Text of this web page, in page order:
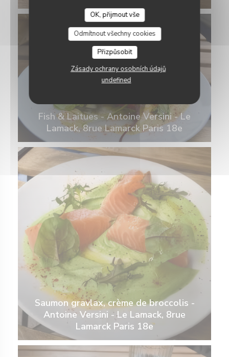
OK, přijmout vše
Odmítnout všechny cookies
Přizpůsobit
Zásady ochrany osobních údajů
undefined
Fish & Laitues - Antoine Versini - Le
Lamack, 8rue Lamarck Paris 18e
Saumon gravlax, crème de broccolis -
Antoine Versini - Le Lamack, 8rue
Lamarck Paris 18e